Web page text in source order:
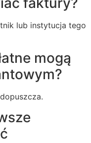
lub instytucja tego
mogą